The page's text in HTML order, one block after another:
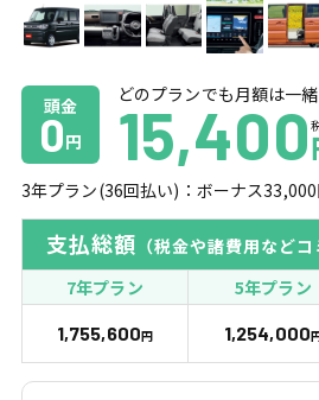
頭金
0円
どのプランでも月額は一緒
15,400
3年プラン(36回払い)：ボーナス33,000
支払総額 （税金や諸費用などコ
7年プラン
5年プラン
1,755,600円 1,254,000